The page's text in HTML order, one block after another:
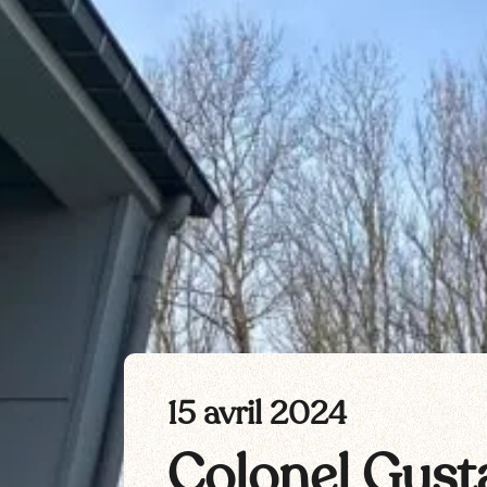
15 avril 2024